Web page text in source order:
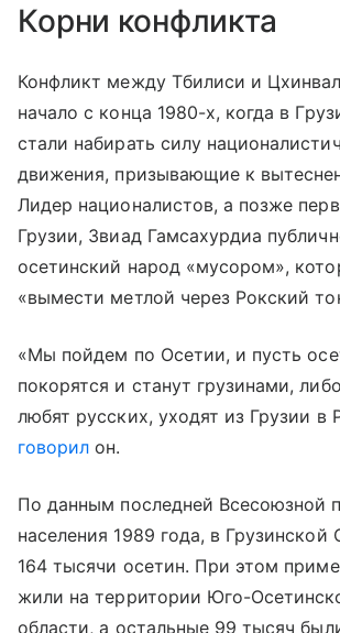
Корни конфликта
Конфликт между Тбилиси и
начало с конца 1980-х, когда в
стали набирать силу
движения, призывающие к
Лидер националистов, а позже
Грузии, Звиад Гамсахурдиа
осетинский народ «мусором»,
«вымести метлой через Рокский
«Мы пойдем по Осетии, и пусть
покорятся и станут грузинами,
любят русских, уходят из Грузии
говорил он.
По данным последней Всесоюзной
населения 1989 года, в
164 тысячи осетин. При этом
жили на территории Юго-
области, а остальные 99 тысяч